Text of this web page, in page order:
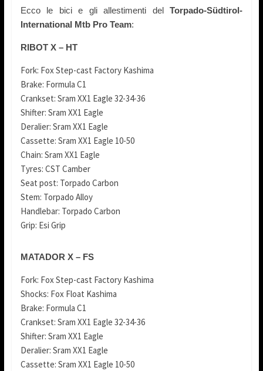
Ecco le bici e gli allestimenti delTorpado-Südtirol-
International Mtb Pro Team:
RIBOT X – HT
Fork: Fox Step-cast Factory Kashima
Brake: Formula C1
Crankset: Sram XX1 Eagle 32-34-36
Shifter: Sram XX1 Eagle
Deralier: Sram XX1 Eagle
Cassette: Sram XX1 Eagle 10-50
Chain: Sram XX1 Eagle
Tyres: CST Camber
Seat post: Torpado Carbon
Stem: Torpado Alloy
Handlebar: Torpado Carbon
Grip: Esi Grip
MATADOR X – FS
Fork: Fox Step-cast Factory Kashima
Shocks: Fox Float Kashima
Brake: Formula C1
Crankset: Sram XX1 Eagle 32-34-36
Shifter: Sram XX1 Eagle
Deralier: Sram XX1 Eagle
Cassette: Sram XX1 Eagle 10-50